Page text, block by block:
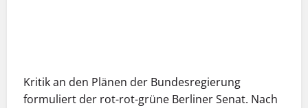
Kritik an den Plänen der Bundesregierung
formuliert der rot-rot-grüne Berliner Senat. Nach